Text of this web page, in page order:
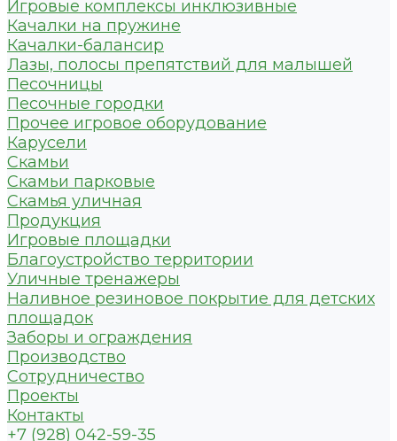
Игровые комплексы инклюзивные
Качалки на пружине
Качалки-балансир
Лазы, полосы препятствий для малышей
Песочницы
Песочные городки
Прочее игровое оборудование
Карусели
Скамьи
Скамьи парковые
Скамья уличная
Продукция
Игровые площадки
Благоустройство территории
Уличные тренажеры
Наливное резиновое покрытие для детских
площадок
Заборы и ограждения
Производство
Сотрудничество
Проекты
Контакты
+7 (928) 042-59-35